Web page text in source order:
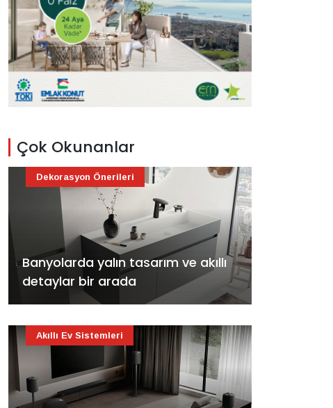
Çok Okunanlar
Banyolarda yalın tasarım ve akıllı
detaylar bir arada
Dekorasyon Önerileri
Akıllı Ev Sistemleri